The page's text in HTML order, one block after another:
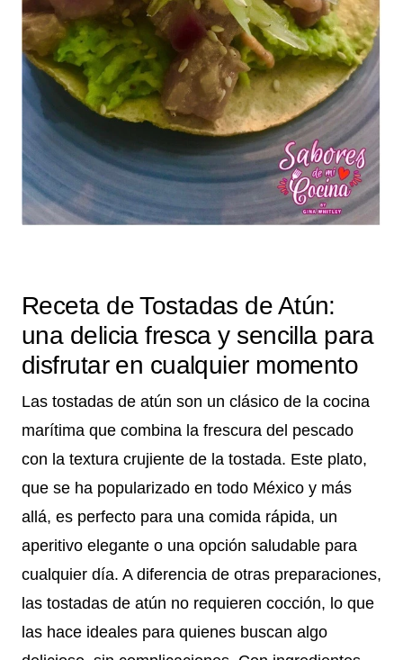
Receta de Tostadas de Atún:
una delicia fresca y sencilla para
disfrutar en cualquier momento
Las tostadas de atún son un clásico de la cocina
marítima que combina la frescura del pescado
con la textura crujiente de la tostada. Este plato,
que se ha popularizado en todo México y más
allá, es perfecto para una comida rápida, un
aperitivo elegante o una opción saludable para
cualquier día. A diferencia de otras preparaciones,
las tostadas de atún no requieren cocción, lo que
las hace ideales para quienes buscan algo